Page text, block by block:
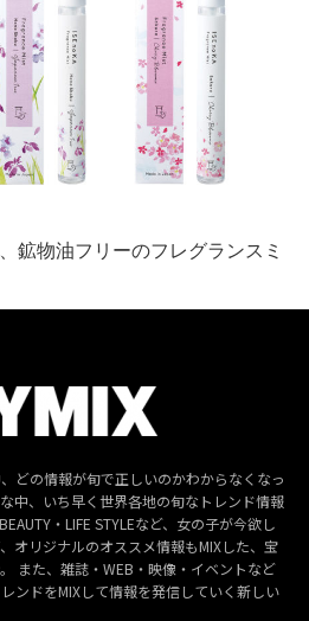
鉱物油フリーのフレグランスミ
どの情報が旬で正しいのかわからなくなっ
中、いち早く世界各地の旬なトレンド情報
・LIFE STYLEなど、女の子が今欲し
オリジナルのオススメ情報もMIXした、宝
また、雑誌・WEB・映像・イベントなど
ンドをMIXして情報を発信していく新しい